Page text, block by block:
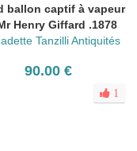
ballon captif à vapeur
Henry Giffard .1878
Tanzilli Antiquités
90.00 €
1